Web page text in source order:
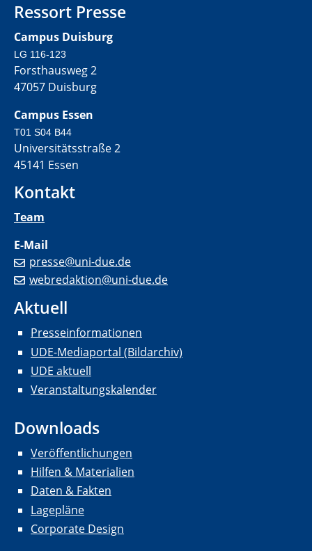
Ressort Presse
Campus Duisburg
LG 116-123
Forsthausweg 2
47057 Duisburg
Campus Essen
T01 S04 B44
Universitätsstraße 2
45141 Essen
Kontakt
Team
E-Mail
presse@uni-due.de
webredaktion@uni-due.de
Aktuell
Presseinformationen
UDE-Mediaportal (Bildarchiv)
UDE aktuell
Veranstaltungskalender
Downloads
Veröffentlichungen
Hilfen & Materialien
Daten & Fakten
Lagepläne
Corporate Design